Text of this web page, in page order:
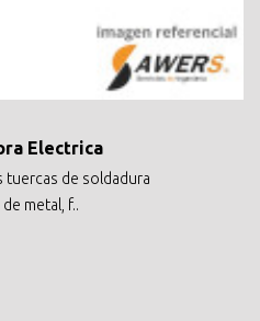
Electrica
tuercas de soldadura
metal, f..